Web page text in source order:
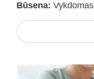
Būsena: Vykdomas